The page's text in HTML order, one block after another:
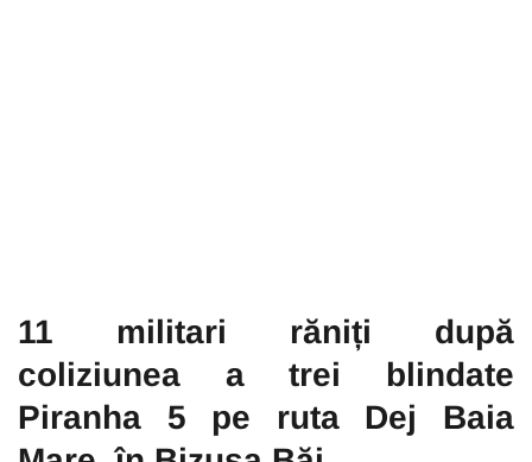
11 militari răniți după
coliziunea a trei blindate
Piranha 5 pe ruta Dej Baia